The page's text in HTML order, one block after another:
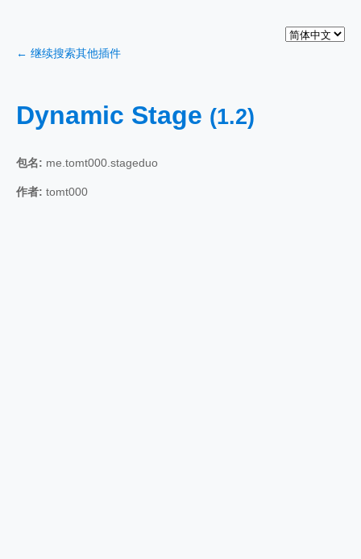
← 继续搜索其他插件
Dynamic Stage (1.2)
包名: me.tomt000.stageduo
作者: tomt000